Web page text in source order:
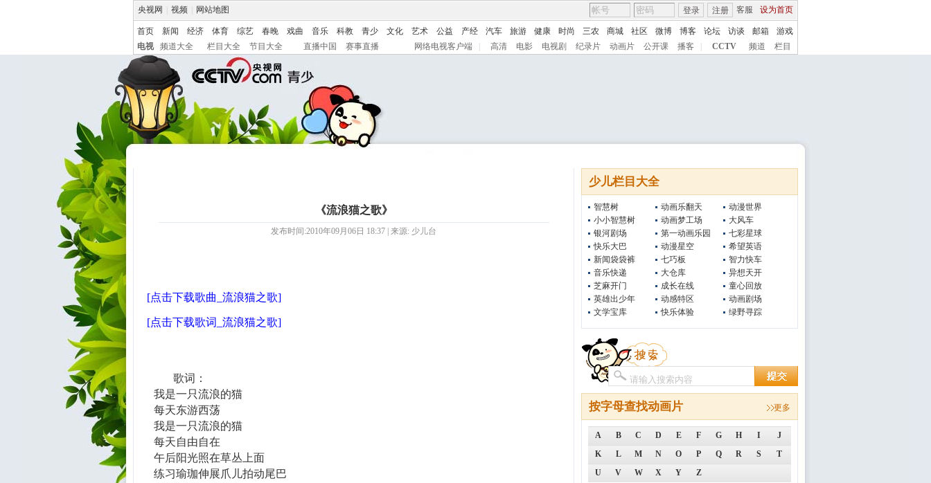
央视网 视频 网站地图 客服 设为首页
登录 注册
首页 新闻 经济 体育 综艺 春晚 戏曲 音乐 科教 青少 文化 艺术 公益 产经 汽车 旅游 健康 时尚 三农 商城 社区 微博 博客 论坛 访谈 邮箱
游戏
电视
频道大全 栏目大全 节目大全 直播中国 赛事直播 网络电视客户端 高清 电影 电视剧 纪录片 动画片 公开课 播客 CCTV 频道 栏目
少儿栏目大全
智慧树
小小智慧树
银河剧场
快乐大巴
新闻袋袋裤
音乐快递
芝麻开门
英雄出少年
文学宝库
动画乐翻天
动画梦工场
第一动画乐园
动漫星空
七巧板
大仓库
成长在线
动感特区
快乐体验
动漫世界
大风车
七彩星球
希望英语
智力快车
异想天开
童心回放
动画剧场
绿野寻踪
按字母查找动画片 更多
A B C D E F G H I
J
K
L M N O P Q R S
T
U
V W X Y Z
《流浪猫之歌》
发布时间:2010年09月06日 18:37 | 来源: 少儿台
[点击下载歌曲_流浪猫之歌]
[点击下载歌词_流浪猫之歌]
歌词：
我是一只流浪的猫
每天东游西荡
我是一只流浪的猫
每天自由自在
午后阳光照在草丛上面
练习瑜珈伸展爪儿拍动尾巴